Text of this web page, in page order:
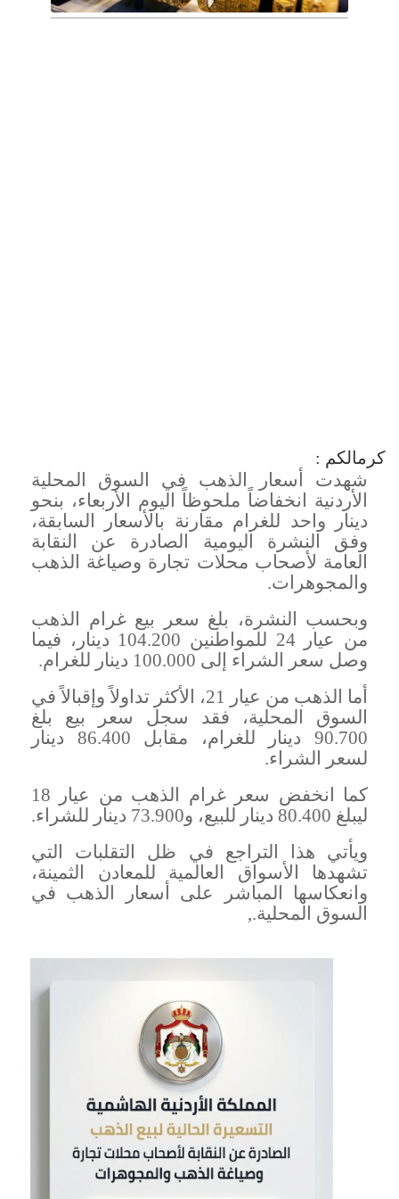
كرمالكم :
شهدت أسعار الذهب في السوق المحلية
الأردنية انخفاضاً ملحوظاً اليوم الأربعاء، بنحو
دينار واحد للغرام مقارنة بالأسعار السابقة،
وفق النشرة اليومية الصادرة عن النقابة
العامة لأصحاب محلات تجارة وصياغة الذهب
والمجوهرات.
وبحسب النشرة، بلغ سعر بيع غرام الذهب
من عيار 24 للمواطنين 104.200 دينار، فيما
وصل سعر الشراء إلى 100.000 دينار للغرام
.
أما الذهب من عيار 21، الأكثر تداولاً وإقبالاً في
السوق المحلية، فقد سجل سعر بيع بلغ
90.700 دينار للغرام، مقابل 86.400 دينار
لسعر الشراء.
كما انخفض سعر غرام الذهب من عيار 18
ليبلغ 80.400 دينار للبيع، و73.900 دينار للشراء
.
ويأتي هذا التراجع في ظل التقلبات التي
تشهدها الأسواق العالمية للمعادن الثمينة،
وانعكاسها المباشر على أسعار الذهب في
السوق المحلية.,